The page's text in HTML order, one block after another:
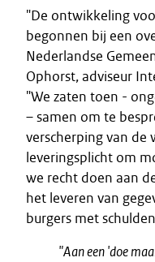
"De ontwikkeling
begonnen bij een
Nederlandse
Ophorst, adviseur
"We zaten toen -
– samen om te
verscherping van de
leveringsplicht om
we recht doen aan
het leveren van
burgers met
"Aan een 'doe